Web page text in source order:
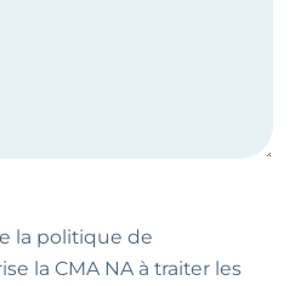
la politique de
la CMA NA à traiter les